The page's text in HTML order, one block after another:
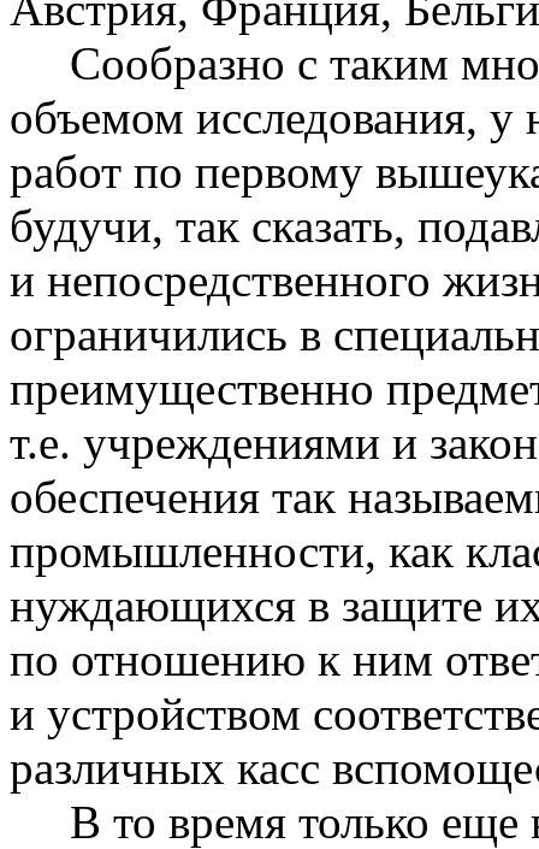
Сообразно с таким
объемом исследования, у
работ по первому
будучи, так сказать,
и непосредственного
ограничились в
преимущественно
т.е. учреждениями и
обеспечения так
промышленности, как
нуждающихся в защите
по отношению к ним
и устройством
различных касс
В то время только еще